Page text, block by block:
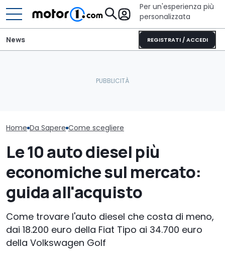
Per un'esperienza più
personalizzata
REGISTRATI / ACCEDI
News
Home Da Sapere Come scegliere
Le 10 auto diesel più
economiche sul mercato:
guida all'acquisto
Come trovare l'auto diesel che costa di meno,
dai 18.200 euro della Fiat Tipo ai 34.700 euro
della Volkswagen Golf